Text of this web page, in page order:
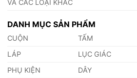
VÀ CÁC LOẠI KHÁC
DANH MỤC SẢN PHẨM
CUỘN TẤM
LÁP
LỤC GIÁC
PHỤ KIỆN
DÂY